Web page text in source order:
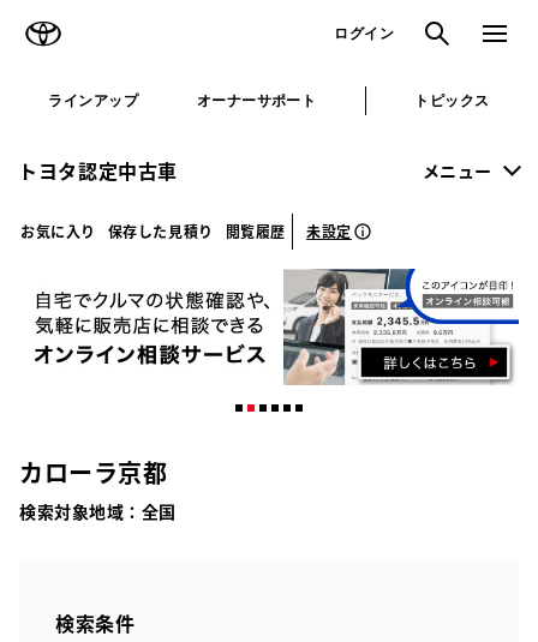
ログイン 検索 メニュ
ラインアップ オーナーサポート トピックス
トヨタ認定中古車 メニュー
お気に入り 保存した見積り 閲覧履歴 未設定
カローラ京都
検索対象地域： 全国
検索条件